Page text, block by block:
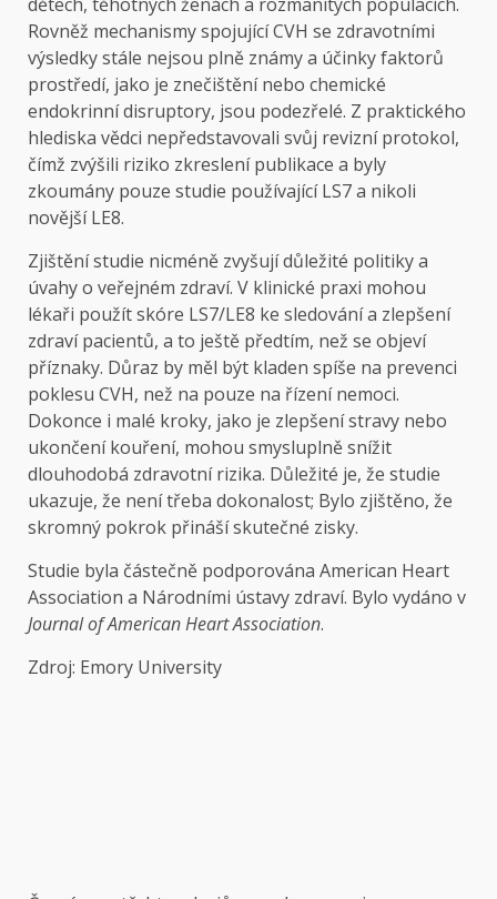
Rovněž mechanismy spojující CVH se zdravotními
výsledky stále nejsou plně známy a účinky faktorů
prostředí, jako je znečištění nebo chemické
endokrinní disruptory, jsou podezřelé. Z praktického
hlediska vědci nepředstavovali svůj revizní protokol,
čímž zvýšili riziko zkreslení publikace a byly
zkoumány pouze studie používající LS7 a nikoli
novější LE8.
Zjištění studie nicméně zvyšují důležité politiky a
úvahy o veřejném zdraví. V klinické praxi mohou
lékaři použít skóre LS7/LE8 ke sledování a zlepšení
zdraví pacientů, a to ještě předtím, než se objeví
příznaky. Důraz by měl být kladen spíše na prevenci
poklesu CVH, než na pouze na řízení nemoci.
Dokonce i malé kroky, jako je zlepšení stravy nebo
ukončení kouření, mohou smysluplně snížit
dlouhodobá zdravotní rizika. Důležité je, že studie
ukazuje, že není třeba dokonalost; Bylo zjištěno, že
skromný pokrok přináší skutečné zisky.
Studie byla částečně podporována American Heart
Association a Národními ústavy zdraví. Bylo vydáno v
Journal of American Heart Association.
Zdroj: Emory University